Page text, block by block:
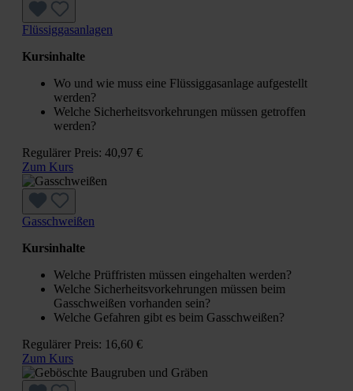
Flüssiggasanlagen
Kursinhalte
Wo und wie muss eine Flüssiggasanlage aufgestellt
werden?
Welche Sicherheitsvorkehrungen müssen getroffen
werden?
Regulärer Preis: 40,97 €
Zum Kurs
Gasschweißen
Kursinhalte
Welche Prüffristen müssen eingehalten werden?
Welche Sicherheitsvorkehrungen müssen beim
Gasschweißen vorhanden sein?
Welche Gefahren gibt es beim Gasschweißen?
Regulärer Preis: 16,60 €
Zum Kurs